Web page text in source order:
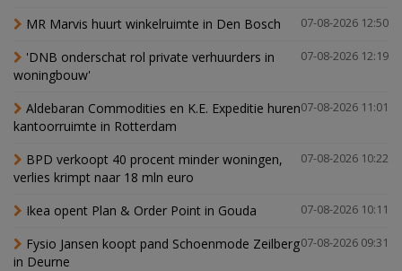
07-08-2026 12:50
MR Marvis huurt winkelruimte in Den Bosch
07-08-2026 12:19
'DNB onderschat rol private verhuurders in
woningbouw'
07-08-2026 11:01
Aldebaran Commodities en K.E. Expeditie huren
kantoorruimte in Rotterdam
07-08-2026 10:22
BPD verkoopt 40 procent minder woningen,
verlies krimpt naar 18 mln euro
07-08-2026 10:11
Ikea opent Plan & Order Point in Gouda
07-08-2026 09:31
Fysio Jansen koopt pand Schoenmode Zeilberg
in Deurne